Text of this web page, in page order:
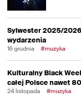
Sylwester 2025/
wydarzenia
16 grudnia #muzyka
Kulturalny Black
całej Polsce nawet
24 listopada #muzyka